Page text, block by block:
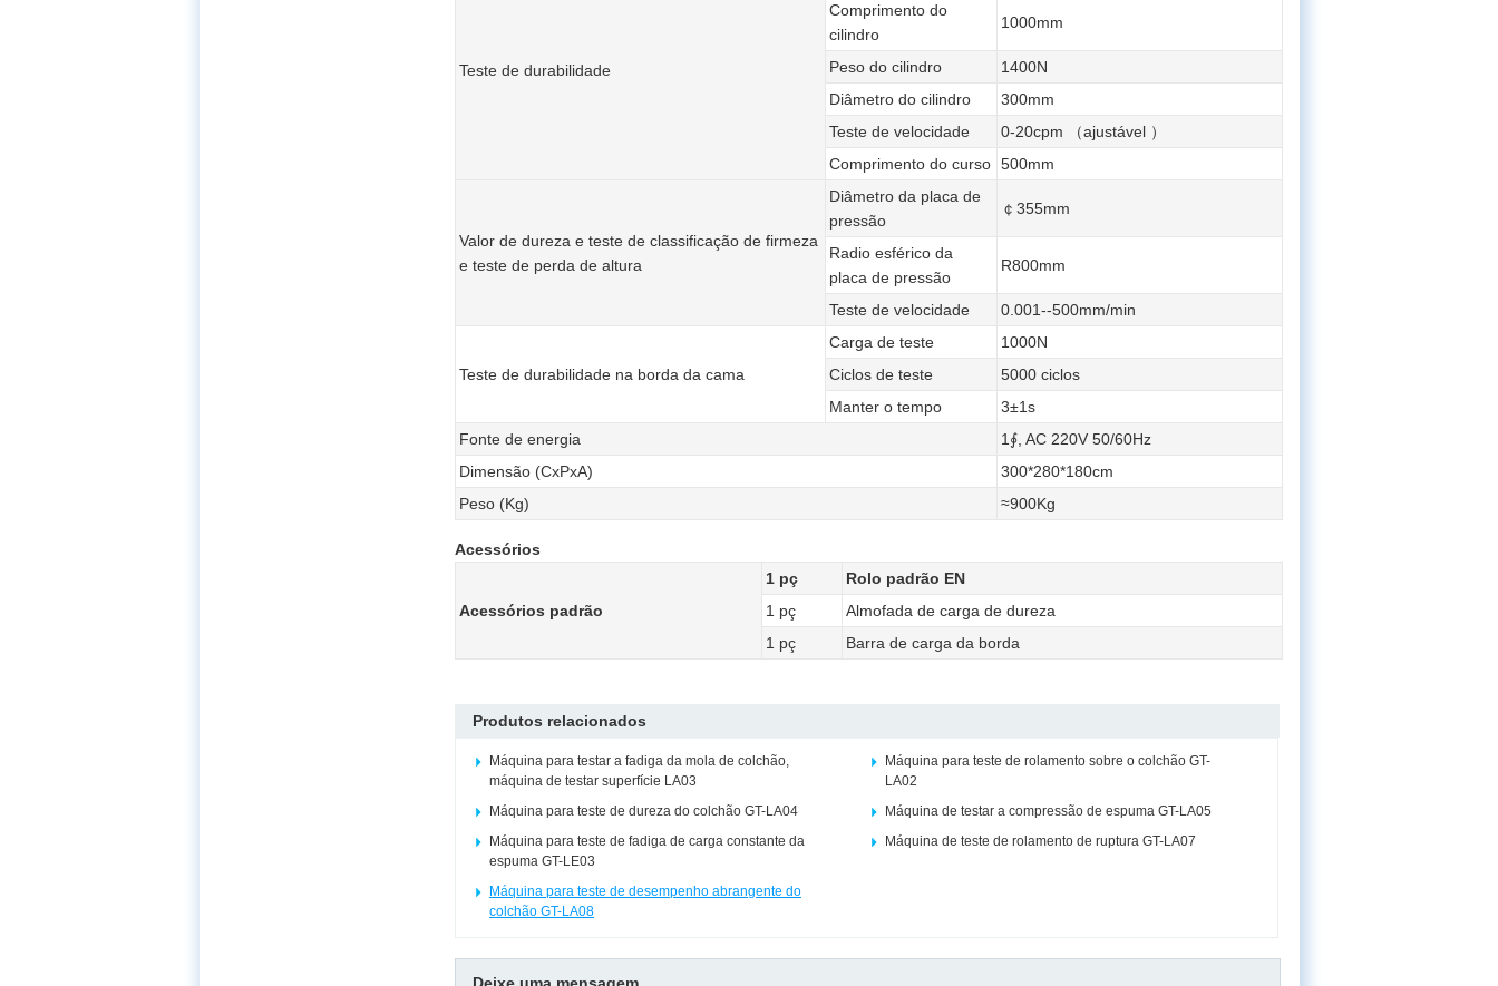
Teste de durabilidade
Comprimento do
cilindro
1000mm
Peso do cilindro
1400N
Diâmetro do cilindro
300mm
Teste de velocidade
0-20cpm （ajustável ）
Comprimento do curso 500mm
Valor de dureza e teste de classificação de firmeza
e teste de perda de altura
Diâmetro da placa de
pressão
￠355mm
Radio esférico da
placa de pressão
R800mm
Teste de velocidade 0.001--500mm/min
Teste de durabilidade na borda da cama
Carga de teste
1000N
Ciclos de teste
5000 ciclos
Manter o tempo
3±1s
Fonte de energia
1∮, AC 220V 50/60Hz
Dimensão (CxPxA)
300*280*180cm
Peso (Kg)
≈900Kg
Acessórios
Acessórios padrão
1 pç
Rolo padrão EN
1 pç
Almofada de carga de dureza
1 pç
Barra de carga da borda
Produtos relacionados
Máquina para testar a fadiga da mola de colchão,
máquina de testar superfície LA03
Máquina para teste de rolamento sobre o colchão GT-
LA02
Máquina para teste de dureza do colchão GT-LA04
Máquina de testar a compressão de espuma GT-LA05
Máquina para teste de fadiga de carga constante da
espuma GT-LE03
Máquina de teste de rolamento de ruptura GT-LA07
Máquina para teste de desempenho abrangente do
colchão GT-LA08